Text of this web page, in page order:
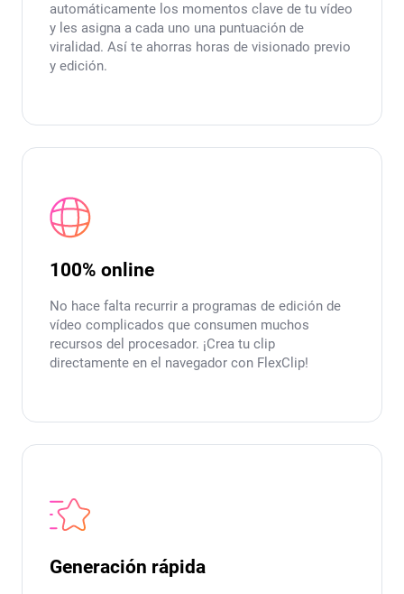
automáticamente los momentos clave de tu vídeo
y les asigna a cada uno una puntuación de
viralidad. Así te ahorras horas de visionado previo
y edición.
100% online
No hace falta recurrir a programas de edición de
vídeo complicados que consumen muchos
recursos del procesador. ¡Crea tu clip
directamente en el navegador con FlexClip!
Generación rápida